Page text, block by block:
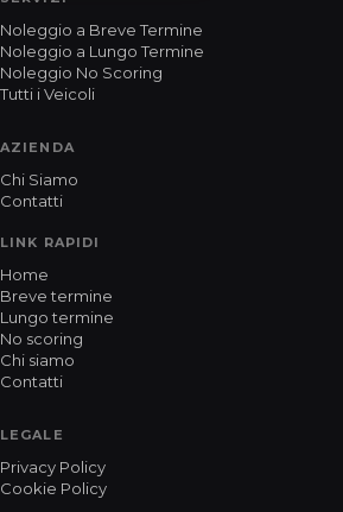
Noleggio a Breve Termine
Noleggio a Lungo Termine
Noleggio No Scoring
Tutti i Veicoli
AZIENDA
Chi Siamo
Contatti
LINK RAPIDI
Home
Breve termine
Lungo termine
No scoring
Chi siamo
Contatti
LEGALE
Privacy Policy
Cookie Policy